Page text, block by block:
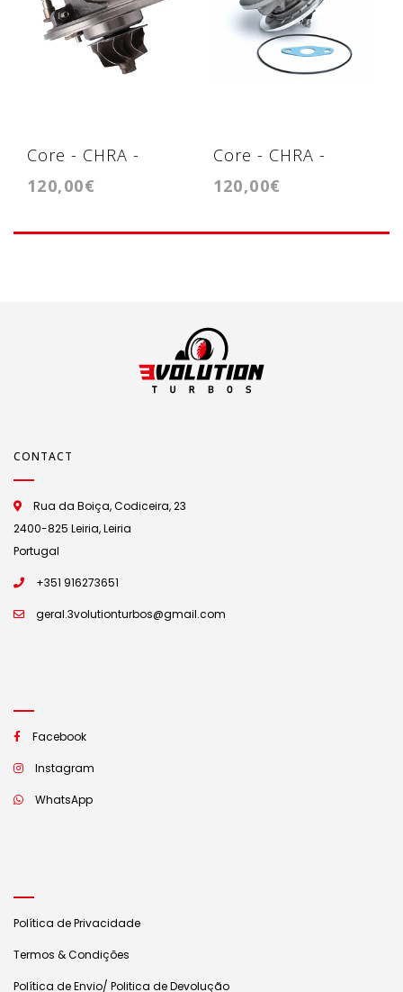
Core - CHRA -
Cartridge VNT15 /
120,00€
Core - CHRA -
Cartridge - VNT15/
120,00€
CONTACT
Rua da Boiça, Codiceira, 23
2400-825 Leiria, Leiria
Portugal
+351 916273651
geral.3volutionturbos@gmail.com
Facebook
Instagram
WhatsApp
Política de Privacidade
Termos & Condições
Política de Envio/ Politica de Devolução